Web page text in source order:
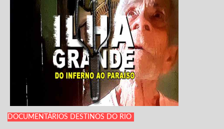
DOCUMENTÁRIOS DESTINOS DO RIO